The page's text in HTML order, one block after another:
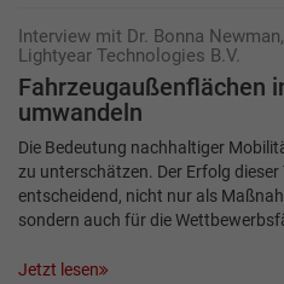
Interview mit Dr. Bonna
Lightyear Technologies B.V.
Fahrzeugaußenflächen
umwandeln
Die Bedeutung nachhaltiger
zu unterschätzen. Der Erfolg
entscheidend, nicht nur als
sondern auch für die
Jetzt lesen